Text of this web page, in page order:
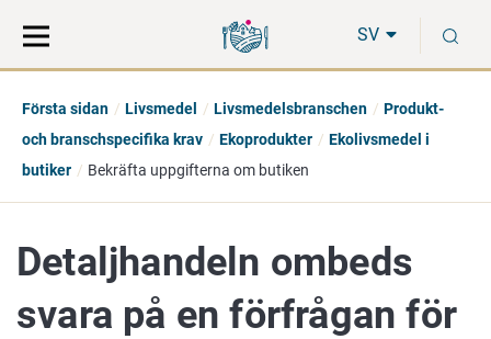
direkt
till
på
hela
SV
Första sidan Livsmedel Livsmedelsbranschen
Produkt-
och branschspecifika krav
Ekoprodukter
Ekolivsmedel i
butiker
Bekräfta uppgifterna om butiken
Detaljhandeln ombeds
svara på en förfrågan för